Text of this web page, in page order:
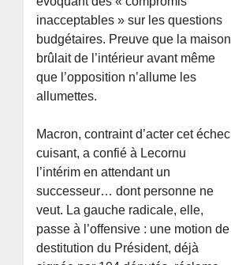
inacceptables » sur les questions
budgétaires. Preuve que la maison
brûlait de l’intérieur avant même
que l’opposition n’allume les
allumettes.
Macron, contraint d’acter cet échec
cuisant, a confié à Lecornu
l’intérim en attendant un
successeur… dont personne ne
veut. La gauche radicale, elle,
passe à l’offensive : une motion de
destitution du Président, déjà